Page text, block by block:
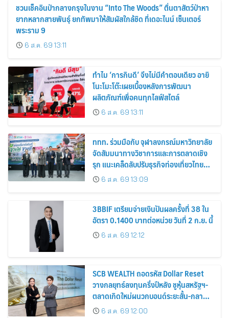
ชวนเช็คอินป่ากลางกรุงในงาน “Into The Woods” ตื่นตาสัตว์ป่าหา
ยากหลากสายพันธุ์ ยกทัพมาให้สัมผัสใกล้ชิด ที่เดอะไนน์ เซ็นเตอร์
พระราม 9
6 ส.ค. 69 13:11
ทำไม ‘การกินดี’ จึงไม่มีคำตอบเดียว อายิ
โนะโมะโต๊ะเผยเบื้องหลังการพัฒนา
ผลิตภัณฑ์เพื่อคนทุกไลฟ์สไตล์
6 ส.ค. 69 13:11
ททท. ร่วมมือกับ จุฬาลงกรณ์มหาวิทยาลัย
จัดสัมมนาทางวิชาการและการตลาดเชิง
รุก แนะเคล็ดลับปรับธุรกิจท่องเที่ยวไทย
“ขายได้ ขายดี ขายนาน”
6 ส.ค. 69 13:09
3BBIF เตรียมจ่ายเงินปันผลครั้งที่ 38 ใน
อัตรา 0.1400 บาทต่อหน่วย วันที่ 2 ก.ย. นี้
6 ส.ค. 69 12:12
SCB WEALTH ถอดรหัส Dollar Reset
วางกลยุทธ์ลงทุนครึ่งปีหลัง ชูหุ้นสหรัฐฯ-
ตลาดเกิดใหม่ผนวกบอนด์ระยะสั้น-กลาง
เสริมพอร์ตแกร่ง
6 ส.ค. 69 12:00